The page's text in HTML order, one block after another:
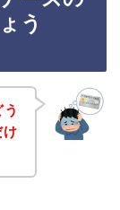
う
け